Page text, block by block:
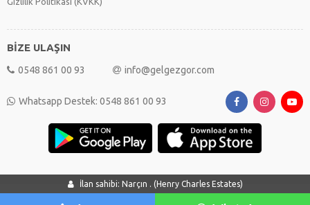
İlan sahibi: Narçın . (Henry Charles Estates)
BİZE ULAŞIN
0548 861 00 93 info@gelgezgor.com
Whatsapp Destek: 0548 861 00 93